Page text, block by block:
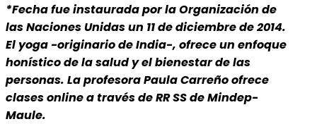
*Fecha fue instaurada por la Organización de
las Naciones Unidas un 11 de diciembre de 2014.
El yoga -originario de India-, ofrece un enfoque
honístico de la salud y el bienestar de las
personas. La profesora Paula Carreño ofrece
clases online a través de RR SS de Mindep-
Maule.